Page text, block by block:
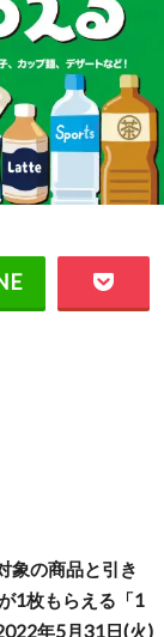
象の商品と引き
1枚もらえる「1
年5月31日(火)